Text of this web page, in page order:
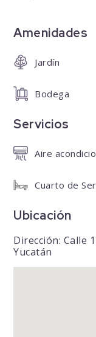
Amenidades
Jardín
Bodega
Servicios
Aire
Cuarto de
Ubicación
Dirección: Calle
Yucatán